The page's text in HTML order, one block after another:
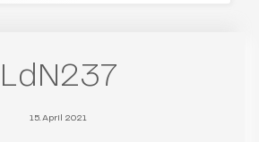
LdN237
15. April 2021